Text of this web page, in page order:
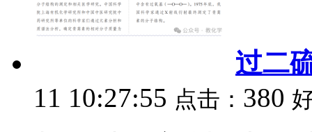
过二
11 10:27:55 点击： 380